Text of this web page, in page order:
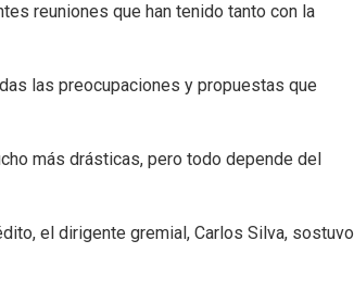
reuniones que han tenido tanto con la
las preocupaciones y propuestas que
más drásticas, pero todo depende del
el dirigente gremial, Carlos Silva, sostuvo